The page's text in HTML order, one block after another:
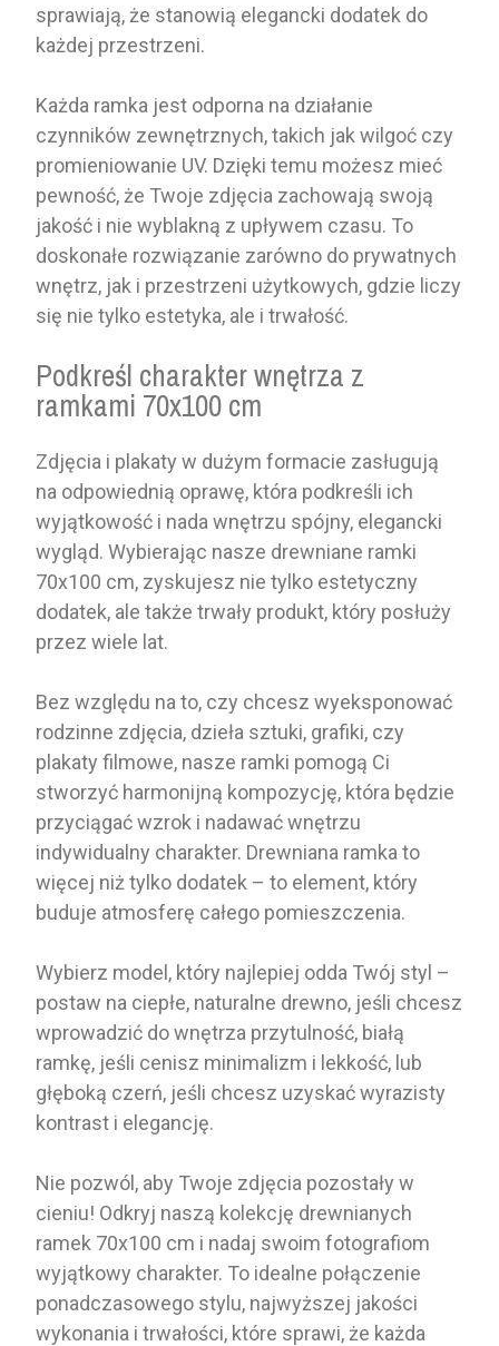
sprawiają, że stanowią elegancki dodatek do
każdej przestrzeni.
Każda ramka jest odporna na działanie
czynników zewnętrznych, takich jak wilgoć czy
promieniowanie UV. Dzięki temu możesz mieć
pewność, że Twoje zdjęcia zachowają swoją
jakość i nie wyblakną z upływem czasu. To
doskonałe rozwiązanie zarówno do prywatnych
wnętrz, jak i przestrzeni użytkowych, gdzie liczy
się nie tylko estetyka, ale i trwałość.
Podkreśl charakter wnętrza z
ramkami 70x100 cm
Zdjęcia i plakaty w dużym formacie zasługują
na odpowiednią oprawę, która podkreśli ich
wyjątkowość i nada wnętrzu spójny, elegancki
wygląd. Wybierając nasze drewniane ramki
70x100 cm, zyskujesz nie tylko estetyczny
dodatek, ale także trwały produkt, który posłuży
przez wiele lat.
Bez względu na to, czy chcesz wyeksponować
rodzinne zdjęcia, dzieła sztuki, grafiki, czy
plakaty filmowe, nasze ramki pomogą Ci
stworzyć harmonijną kompozycję, która będzie
przyciągać wzrok i nadawać wnętrzu
indywidualny charakter. Drewniana ramka to
więcej niż tylko dodatek – to element, który
buduje atmosferę całego pomieszczenia.
Wybierz model, który najlepiej odda Twój styl –
postaw na ciepłe, naturalne drewno, jeśli chcesz
wprowadzić do wnętrza przytulność, białą
ramkę, jeśli cenisz minimalizm i lekkość, lub
głęboką czerń, jeśli chcesz uzyskać wyrazisty
kontrast i elegancję.
Nie pozwól, aby Twoje zdjęcia pozostały w
cieniu! Odkryj naszą kolekcję drewnianych
ramek 70x100 cm i nadaj swoim fotografiom
wyjątkowy charakter. To idealne połączenie
ponadczasowego stylu, najwyższej jakości
wykonania i trwałości, które sprawi, że każda